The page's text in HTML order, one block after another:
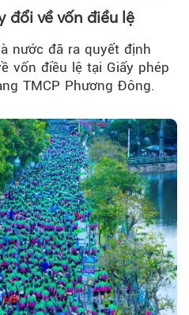
đổi về vốn điều lệ
nước đã ra quyết định
vốn điều lệ tại Giấy phép
TMCP Phương Đông.